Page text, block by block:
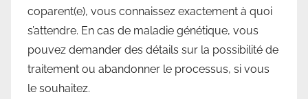
coparent(e), vous connaissez exactement à quoi
s’attendre. En cas de maladie génétique, vous
pouvez demander des détails sur la possibilité de
traitement ou abandonner le processus, si vous
le souhaitez.